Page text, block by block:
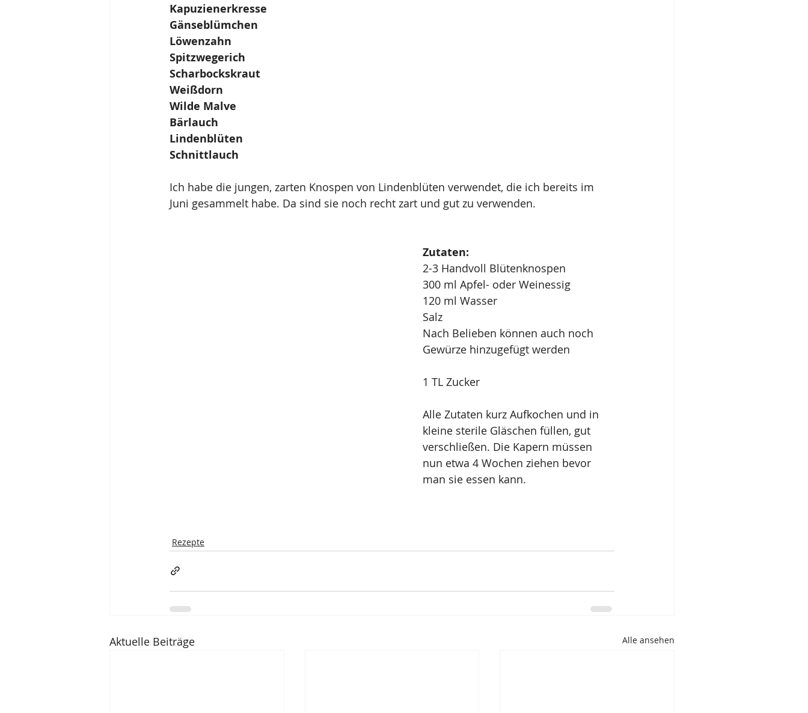
Kapuzienerkresse
Gänseblümchen
Löwenzahn
Spitzwegerich
Scharbockskraut
Weißdorn
Wilde Malve
Bärlauch
Lindenblüten
Schnittlauch
Ich habe die jungen, zarten Knospen von Lindenblüten verwendet, die ich bereits im
Juni gesammelt habe. Da sind sie noch recht zart und gut zu verwenden.
Zutaten:
2-3 Handvoll Blütenknospen
300 ml Apfel- oder Weinessig
120 ml Wasser
Salz
Nach Belieben können auch noch
Gewürze hinzugefügt werden
1 TL Zucker
Alle Zutaten kurz Aufkochen und in
kleine sterile Gläschen füllen, gut
verschließen. Die Kapern müssen
nun etwa 4 Wochen ziehen bevor
man sie essen kann.
Rezepte
Aktuelle Beiträge Alle ansehen